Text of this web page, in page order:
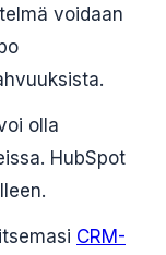
voidaan
olla
HubSpot
CRM-